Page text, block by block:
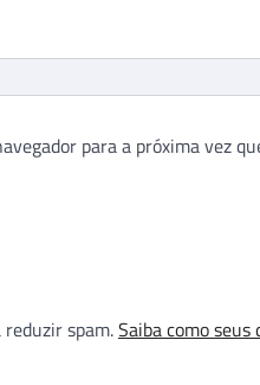
para a próxima vez
spam.Saiba como seus